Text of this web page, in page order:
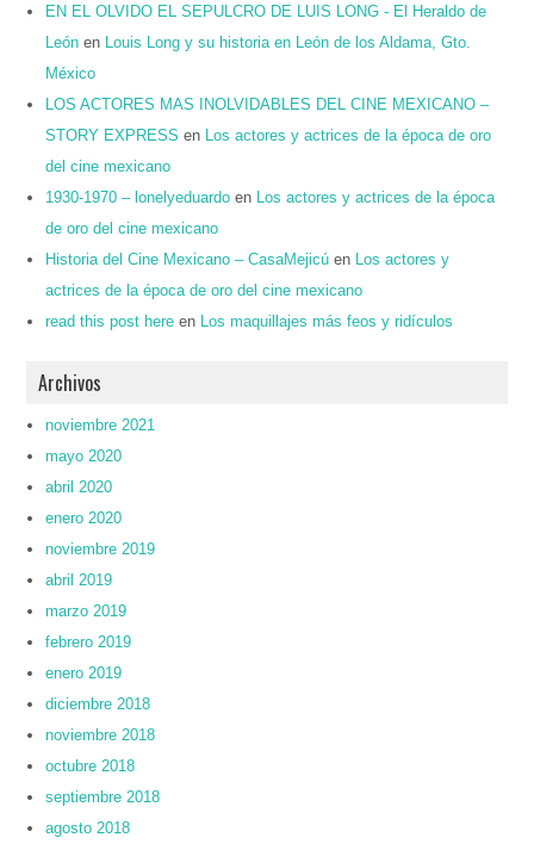
EN EL OLVIDO EL SEPULCRO DE LUIS LONG - El Heraldo de
León en
Louis Long y su historia en León de los Aldama, Gto.
México
LOS ACTORES MAS INOLVIDABLES DEL CINE MEXICANO –
STORY EXPRESS en
Los actores y actrices de la época de oro
del cine mexicano
1930-1970 – lonelyeduardo en
Los actores y actrices de la época
de oro del cine mexicano
Historia del Cine Mexicano – CasaMejicú en
Los actores y
actrices de la época de oro del cine mexicano
read this post here en Los maquillajes más feos y ridículos
Archivos
noviembre 2021
mayo 2020
abril 2020
enero 2020
noviembre 2019
abril 2019
marzo 2019
febrero 2019
enero 2019
diciembre 2018
noviembre 2018
octubre 2018
septiembre 2018
agosto 2018